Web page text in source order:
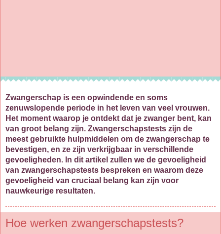
Zwangerschap is een opwindende en soms
zenuwslopende periode in het leven van veel vrouwen.
Het moment waarop je ontdekt dat je zwanger bent, kan
van groot belang zijn. Zwangerschapstests zijn de
meest gebruikte hulpmiddelen om de zwangerschap te
bevestigen, en ze zijn verkrijgbaar in verschillende
gevoeligheden. In dit artikel zullen we de gevoeligheid
van zwangerschapstests bespreken en waarom deze
gevoeligheid van cruciaal belang kan zijn voor
nauwkeurige resultaten.
Hoe werken zwangerschapstests?